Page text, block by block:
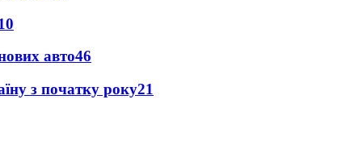
авто46
з початку року21